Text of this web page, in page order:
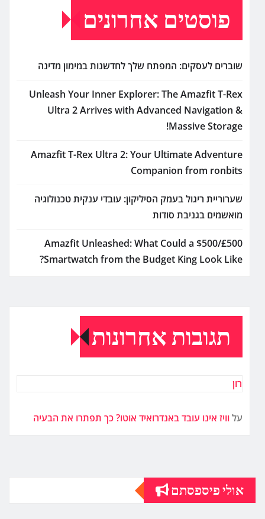
פוסטים אחרונים
שוברים לעסקים: המפתח שלך לחדשנות במימון מדינה
Unleash Your Inner Explorer: The Amazfit T-Rex
Ultra 2 Arrives with Advanced Navigation &
Massive Storage!
Amazfit T-Rex Ultra 2: Your Ultimate Adventure
Companion from ronbits
שערוריית ריגול בעמק הסיליקון: עובדי ענקית טכנולוגיה
מואשמים בגניבת סודות
Amazfit Unleashed: What Could a $500/£500
Smartwatch from the Budget King Look Like?
תגובות אחרונות
רון
עלוויז אינו עובד באנדרואיד אוטו? כך תפתרו את הבעיה
אולי פיספסתם